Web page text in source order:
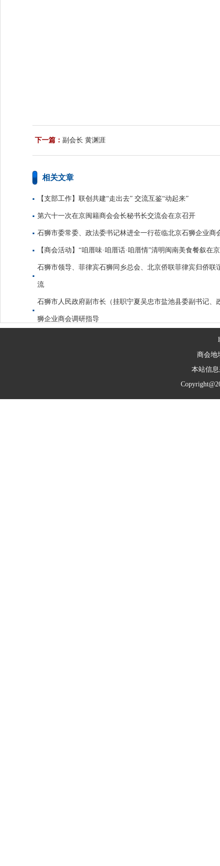
下一篇： 副会长 黄渊涯
相关文章
【支部工作】联创共建“走出去” 交流互鉴“动起来”
第六十一次在京闽籍商会会长秘书长交流会在京召开
石狮市委常委、政法委书记林进全一行莅临北京石狮企业商
【商会活动】“咱厝味·咱厝话·咱厝情”清明闽南美食餐叙在
石狮市领导、菲律宾石狮同乡总会、北京侨联菲律宾归侨联
流
石狮市人民政府副市长（挂职宁夏吴忠市盐池县委副书记、
狮企业商会调研指导
商会地
本站信